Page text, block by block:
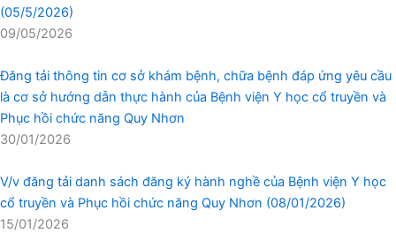
(05/5/2026)
09/05/2026
Đăng tải thông tin cơ sở khám bệnh, chữa bệnh đáp ứng yêu cầu
là cơ sở hướng dẫn thực hành của Bệnh viện Y học cổ truyền và
Phục hồi chức năng Quy Nhơn
30/01/2026
V/v đăng tải danh sách đăng ký hành nghề của Bệnh viện Y học
cổ truyền và Phục hồi chức năng Quy Nhơn (08/01/2026)
15/01/2026